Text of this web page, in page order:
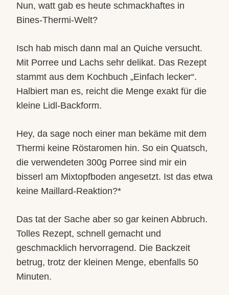
Nun, watt gab es heute schmackhaftes in
Bines-Thermi-Welt?
Isch hab misch dann mal an Quiche versucht.
Mit Porree und Lachs sehr delikat. Das Rezept
stammt aus dem Kochbuch „Einfach lecker“.
Halbiert man es, reicht die Menge exakt für die
kleine Lidl-Backform.
Hey, da sage noch einer man bekäme mit dem
Thermi keine Röstaromen hin. So ein Quatsch,
die verwendeten 300g Porree sind mir ein
bisserl am Mixtopfboden angesetzt. Ist das etwa
keine Maillard-Reaktion?*
Das tat der Sache aber so gar keinen Abbruch.
Tolles Rezept, schnell gemacht und
geschmacklich hervorragend. Die Backzeit
betrug, trotz der kleinen Menge, ebenfalls 50
Minuten.